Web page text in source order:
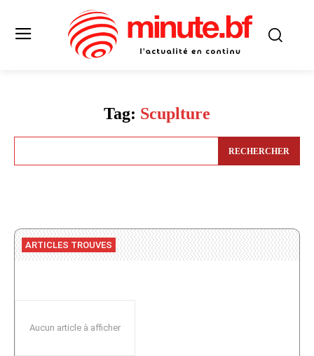
Tag: Scuplture
RECHERCHER
ARTICLES TROUVES
Aucun article à afficher